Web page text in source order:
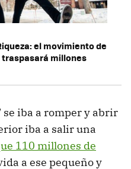
el movimiento de
millones
se iba a romper y abrir
iba a salir una
110 millones de
a ese pequeño y